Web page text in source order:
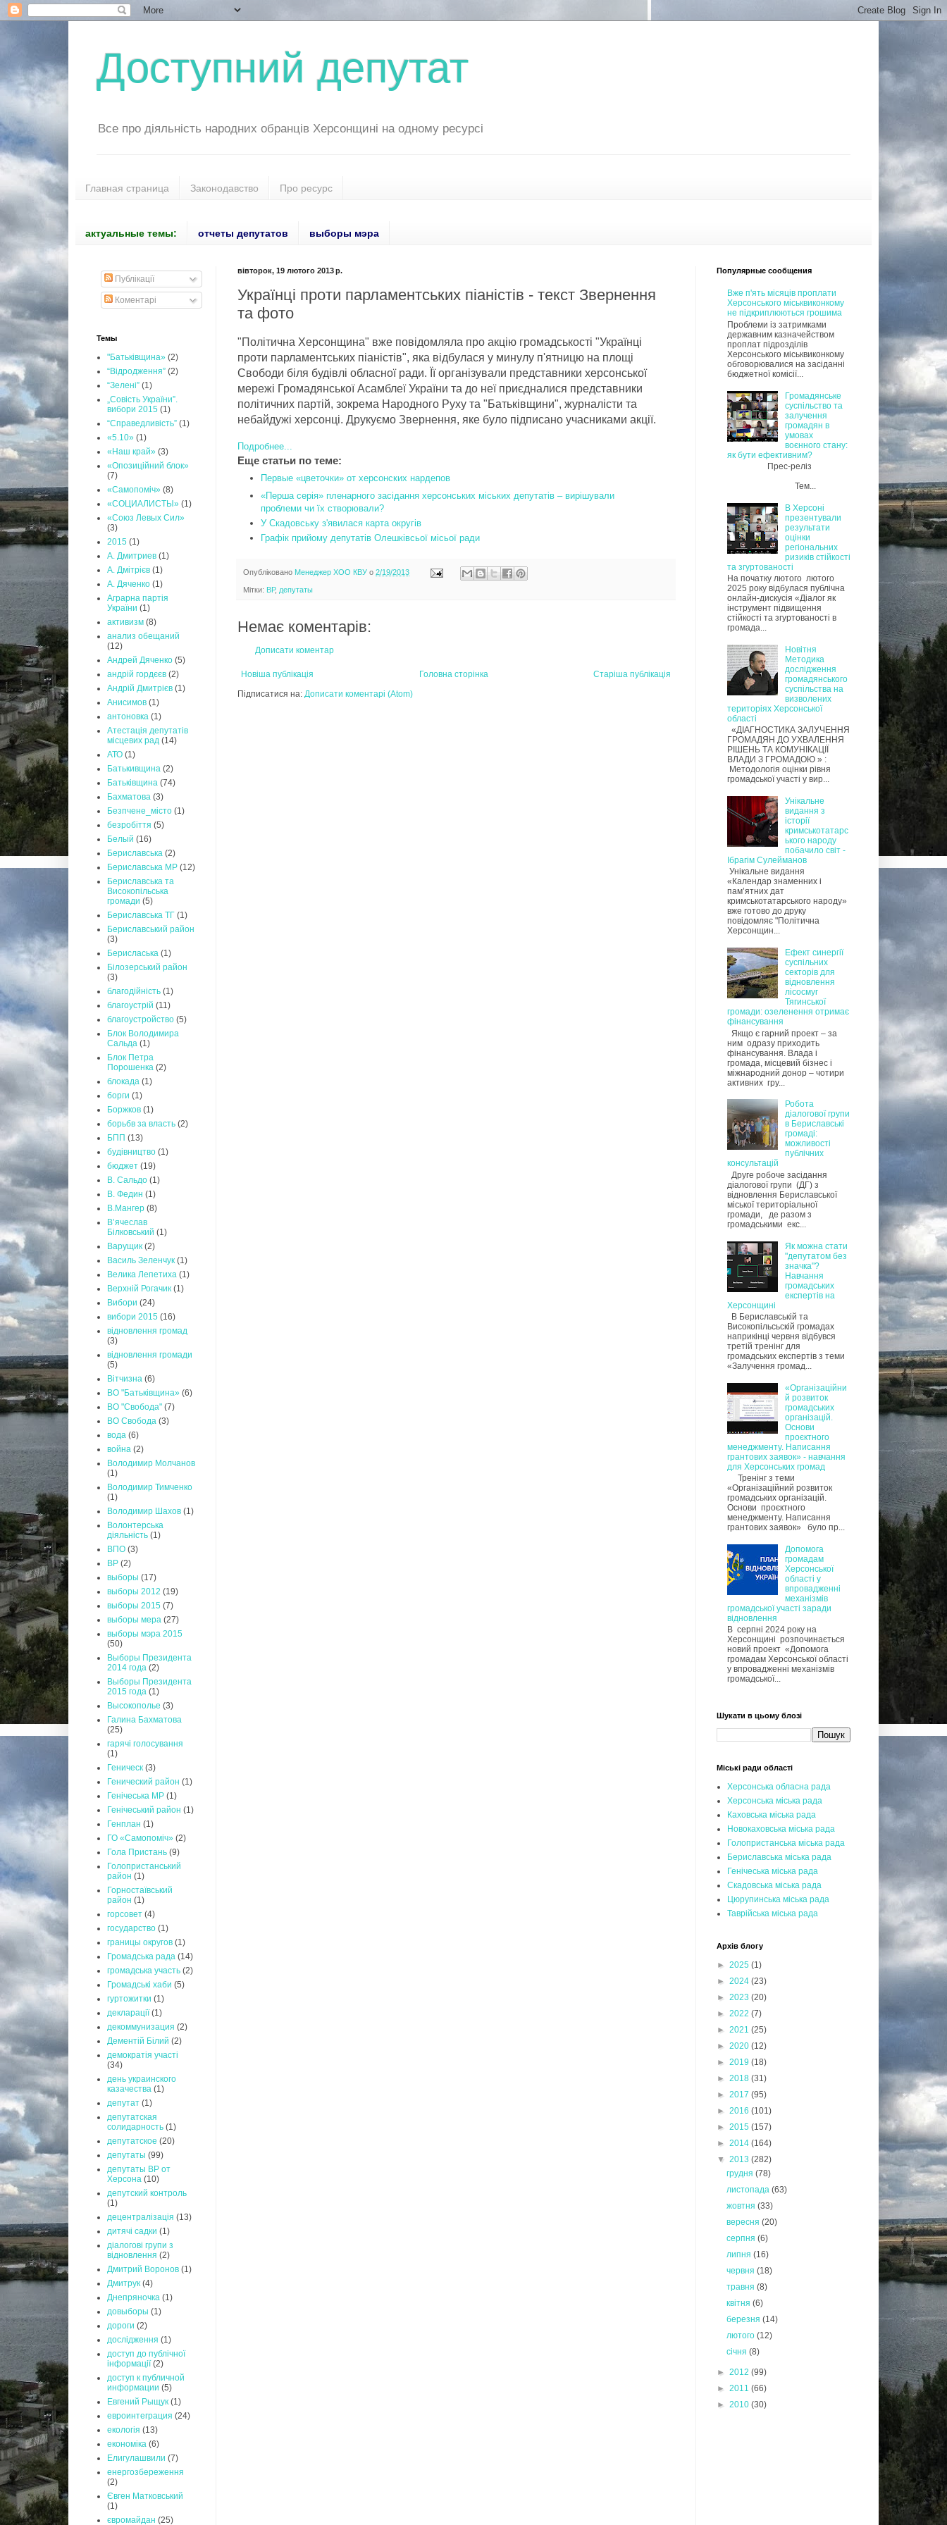
Доступний депутат
Все про діяльність народних обранців Херсонщині на одному ресурсі
Главная страница Законодавство Про ресурс
актуальные темы: отчеты депутатов выборы мэра
вівторок, 19 лютого 2013 р.
Українці проти парламентських піаністів - текст Звернення
та фото
"Політична Херсонщина" вже повідомляла про акцію громадськості "Українці
проти парламентських піаністів", яка відбулася у минулу п'ятницю на площі
Свободи біля будівлі обласної ради. Її організували представники херсонської
мережі Громадянської Асамблеї України та до неї приєдналися представники
політичних партій, зокрема Народного Руху та "Батьківщини", журналісти та
небайдужі херсонці. Друкуємо Звернення, яке було підписано учасниками акції.
Подробнее...
Еще статьи по теме:
Первые «цветочки» от херсонских нардепов
«Перша серія» пленарного засідання херсонських міських депутатів – вирішували
проблеми чи їх створювали?
У Скадовську з'явилася карта округів
Графік прийому депутатів Олешківсьої місьої ради
Опубліковано Менеджер ХОО КВУ о 2/19/2013
Мітки: ВР, депутаты
Немає коментарів:
Дописати коментар
Новіша публікація Старіша публікація
Головна сторінка
Підписатися на: Дописати коментарі (Atom)
Публікації
Коментарі
Темы
"Батьківщина» (2)
“Відродження” (2)
“Зелені” (1)
„Совість України”.
вибори 2015 (1)
“Справедливість” (1)
«5.10» (1)
«Наш край» (3)
«Опозиційний блок»
(7)
«Самопоміч» (8)
«СОЦИАЛИСТЫ» (1)
«Союз Левых Сил»
(3)
2015 (1)
А. Дмитриев (1)
А. Дмітрієв (1)
А. Дяченко (1)
Аграрна партія
України (1)
активизм (8)
анализ обещаний
(12)
Андрей Дяченко (5)
андрій гордєєв (2)
Андрій Дмитрієв (1)
Анисимов (1)
антоновка (1)
Атестація депутатів
місцевих рад (14)
АТО (1)
Батькивщина (2)
Батьківщина (74)
Бахматова (3)
Безпчене_місто (1)
безробіття (5)
Белый (16)
Бериславська (2)
Бериславська МР (12)
Бериславська та
Високопільська
громади (5)
Бериславська ТГ (1)
Бериславський район
(3)
Берисласька (1)
Білозерський район
(3)
благодійність (1)
благоустрій (11)
благоустройство (5)
Блок Володимира
Сальда (1)
Блок Петра
Порошенка (2)
блокада (1)
борги (1)
Боржков (1)
борьбв за власть (2)
БПП (13)
будівництво (1)
бюджет (19)
В. Сальдо (1)
В. Федин (1)
В.Мангер (8)
В’ячеслав
Білковський (1)
Варущик (2)
Василь Зеленчук (1)
Велика Лепетиха (1)
Верхній Рогачик (1)
Вибори (24)
вибори 2015 (16)
відновлення громад
(3)
відновлення громади
(5)
Вітчизна (6)
ВО "Батьківщина» (6)
ВО "Свобода" (7)
ВО Свобода (3)
вода (6)
война (2)
Володимир Молчанов
(1)
Володимир Тимченко
(1)
Володимир Шахов (1)
Волонтерська
діяльність (1)
ВПО (3)
ВР (2)
выборы (17)
выборы 2012 (19)
выборы 2015 (7)
выборы мера (27)
выборы мэра 2015
(50)
Выборы Президента
2014 года (2)
Выборы Президента
2015 года (1)
Высокополье (3)
Галина Бахматова
(25)
гарячі голосування
(1)
Геническ (3)
Генический район (1)
Генічеська МР (1)
Генічеський район (1)
Генплан (1)
ГО «Самопоміч» (2)
Гола Пристань (9)
Голопристанський
район (1)
Горностаївський
район (1)
горсовет (4)
государство (1)
границы округов (1)
Громадська рада (14)
громадська участь (2)
Громадські хаби (5)
гуртожитки (1)
декларації (1)
декоммунизация (2)
Дементій Білий (2)
демократія участі
(34)
день украинского
казачества (1)
депутат (1)
депутатская
солидарность (1)
депутатское (20)
депутаты (99)
депутаты ВР от
Херсона (10)
депутский контроль
(1)
децентралізація (13)
дитячі садки (1)
діалогові групи з
відновлення (2)
Дмитрий Воронов (1)
Дмитрук (4)
Днепряночка (1)
довыборы (1)
дороги (2)
дослідження (1)
доступ до публічної
інформації (2)
доступ к публичной
информации (5)
Евгений Рыщук (1)
евроинтеграция (24)
екологія (13)
економіка (6)
Елигулашвили (7)
енергозбереження
(2)
Євген Матковський
(1)
євромайдан (25)
Популярные сообщения
Вже п'ять місяців проплати
Херсонського міськвиконкому
не підкриплюються грошима
Проблеми із затримками
державним казначейством
проплат підрозділів
Херсонського міськвиконкому
обговорювалися на засіданні
бюджетної комісії...
Громадянське
суспільство та
залучення
громадян в
умовах
воєнного стану:
як бути ефективним?
Прес-реліз
Тем...
В Херсоні
презентували
результати
оцінки
регіональних
ризиків стійкості
та згуртованості
На початку лютого лютого
2025 року відбулася публічна
онлайн-дискусія «Діалог як
інструмент підвищення
стійкості та згуртованості в
громада...
Новітня
Методика
дослідження
громадянського
суспільства на
визволених
територіях Херсонської
області
«ДІАГНОСТИКА ЗАЛУЧЕННЯ
ГРОМАДЯН ДО УХВАЛЕННЯ
РІШЕНЬ ТА КОМУНІКАЦІЇ
ВЛАДИ З ГРОМАДОЮ » :
Методологія оцінки рівня
громадської участі у вир...
Унікальне
видання з
історії
кримськотатарс
ького народу
побачило світ -
Ібрагім Сулейманов
Унікальне видання
«Календар знаменних і
пам’ятних дат
кримськотатарського народу»
вже готово до друку
повідомляє "Політична
Херсонщин...
Ефект синергії
суспільних
секторів для
відновлення
лісосмуг
Тягинської
громади: озеленення отримає
фінансування
Якщо є гарний проект – за
ним одразу приходить
фінансування. Влада і
громада, місцевий бізнес і
міжнародний донор – чотири
активних гру...
Робота
діалогової групи
в Бериславські
громаді:
можливості
публічних
консультацій
Друге робоче засідання
діалогової групи (ДГ) з
відновлення Бериславської
міської територіальної
громади, де разом з
громадськими екс...
Як можна стати
"депутатом без
значка"?
Навчання
громадських
експертів на
Херсонщині
В Бериславській та
Високопільсьскій громадах
наприкінці червня відбувся
третій тренінг для
громадських експертів з теми
«Залучення громад...
«Організаційни
й розвиток
громадських
організацій.
Основи
проєктного
менеджменту. Написання
грантових заявок» - навчання
для Херсонських громад
Тренінг з теми
«Організаційний розвиток
громадських організацій.
Основи проєктного
менеджменту. Написання
грантових заявок» було пр...
Допомога
громадам
Херсонської
області у
впровадженні
механізмів
громадської участі заради
відновлення
В серпні 2024 року на
Херсонщині розпочинається
новий проект «Допомога
громадам Херсонської області
у впровадженні механізмів
громадської...
Шукати в цьому блозі
Міські ради області
Херсонська обласна рада
Херсонська міська рада
Каховська міська рада
Новокаховська міська рада
Голопристанська міська рада
Бериславська міська рада
Генічеська міська рада
Скадовська міська рада
Цюрупинська міська рада
Таврійська міська рада
Архів блогу
► 2025 (1)
► 2024 (23)
► 2023 (20)
► 2022 (7)
► 2021 (25)
► 2020 (12)
► 2019 (18)
► 2018 (31)
► 2017 (95)
► 2016 (101)
► 2015 (157)
► 2014 (164)
▼ 2013 (282)
грудня(78)
листопада(63)
жовтня(33)
вересня(20)
серпня(6)
липня(16)
червня(18)
травня(8)
квітня(6)
березня(14)
лютого(12)
січня(8)
► 2012 (99)
► 2011 (66)
► 2010 (30)